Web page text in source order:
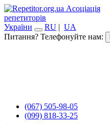
Асоціація
репетиторів
України
RU | UA
Питання? Телефонуйте нам:
(067) 505-98-05
(099) 818-33-25